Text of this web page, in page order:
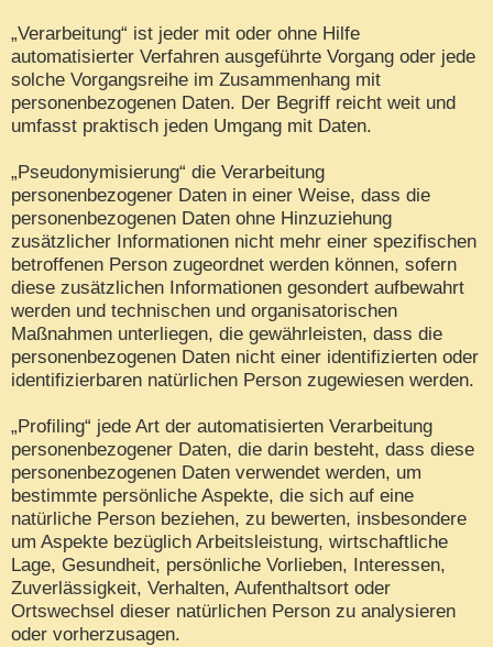
„Verarbeitung“ ist jeder mit oder ohne Hilfe
automatisierter Verfahren ausgeführte Vorgang oder jede
solche Vorgangsreihe im Zusammenhang mit
personenbezogenen Daten. Der Begriff reicht weit und
umfasst praktisch jeden Umgang mit Daten.
„Pseudonymisierung“ die Verarbeitung
personenbezogener Daten in einer Weise, dass die
personenbezogenen Daten ohne Hinzuziehung
zusätzlicher Informationen nicht mehr einer spezifischen
betroffenen Person zugeordnet werden können, sofern
diese zusätzlichen Informationen gesondert aufbewahrt
werden und technischen und organisatorischen
Maßnahmen unterliegen, die gewährleisten, dass die
personenbezogenen Daten nicht einer identifizierten oder
identifizierbaren natürlichen Person zugewiesen werden.
„Profiling“ jede Art der automatisierten Verarbeitung
personenbezogener Daten, die darin besteht, dass diese
personenbezogenen Daten verwendet werden, um
bestimmte persönliche Aspekte, die sich auf eine
natürliche Person beziehen, zu bewerten, insbesondere
um Aspekte bezüglich Arbeitsleistung, wirtschaftliche
Lage, Gesundheit, persönliche Vorlieben, Interessen,
Zuverlässigkeit, Verhalten, Aufenthaltsort oder
Ortswechsel dieser natürlichen Person zu analysieren
oder vorherzusagen.